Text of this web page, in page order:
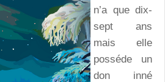
n’a que dix-
sept ans
mais elle
posséde un
don inné